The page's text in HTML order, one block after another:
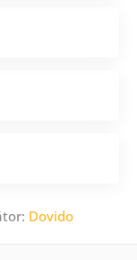
Dovido